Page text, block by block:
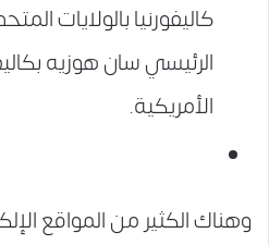
كاليفورنيا بالولايات
الرئيسي سان هوزيه
الأمريكية.
وهناك الكثير من المواقع